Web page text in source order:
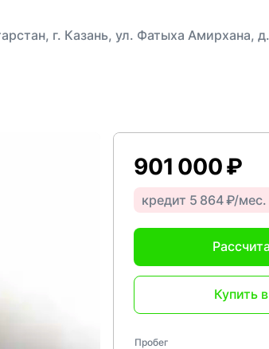
г. Казань, ул. Фатыха Амирхана,
901 000 ₽
кредит 5 864 ₽/мес.
Купить
Пробег